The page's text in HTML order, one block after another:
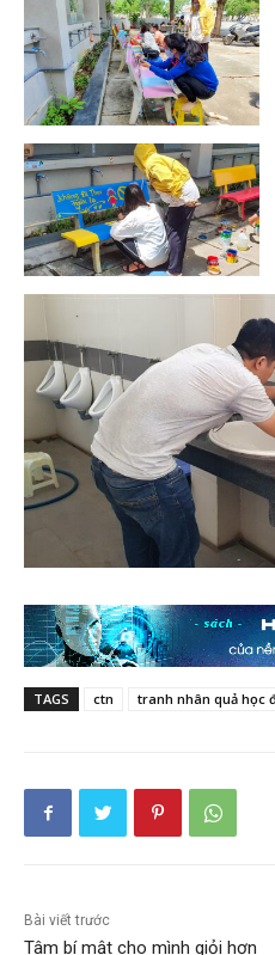
TAGS ctn tranh nhân quả học
Bài viết trước
Tâm bí mật cho mình giỏi hơn